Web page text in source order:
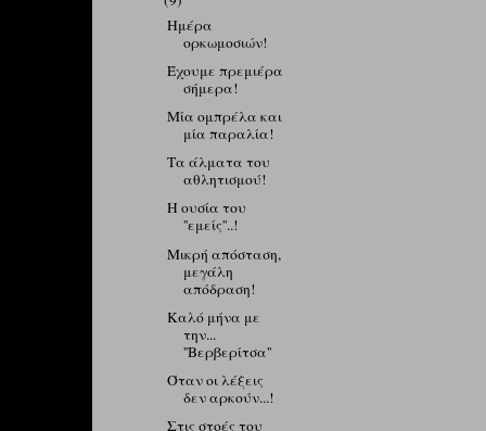
Ημέρα
ορκωμοσιών!
Έχουμε πρεμιέρα
σήμερα!
Μία ομπρέλα και
μία παραλία!
Τα άλματα του
αθλητισμού!
Η ουσία του
''εμείς''..!
Μικρή απόσταση,
μεγάλη
απόδραση!
Καλό μήνα με
την...
''Βερβερίτσα''
Όταν οι λέξεις
δεν αρκούν...!
Στις στοές του